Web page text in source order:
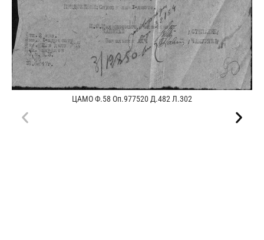
ЦАМО Ф.58 Оп.977520 Д.482 Л.302